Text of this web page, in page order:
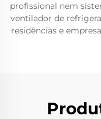
profissional nem
ventilador de
residências e